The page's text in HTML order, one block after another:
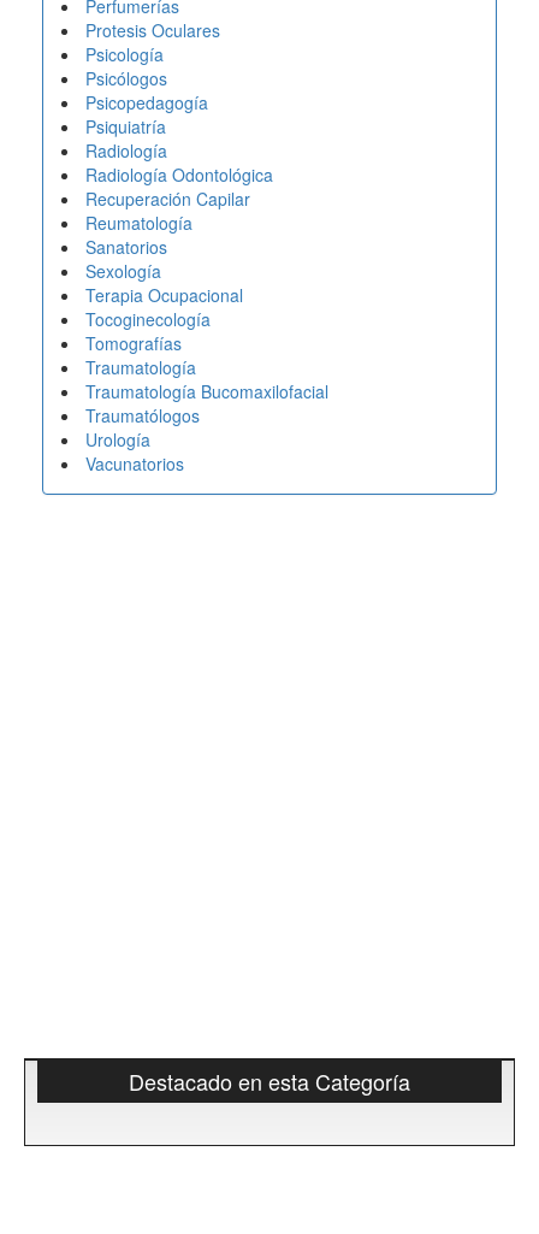
Perfumerías
Protesis Oculares
Psicología
Psicólogos
Psicopedagogía
Psiquiatría
Radiología
Radiología Odontológica
Recuperación Capilar
Reumatología
Sanatorios
Sexología
Terapia Ocupacional
Tocoginecología
Tomografías
Traumatología
Traumatología Bucomaxilofacial
Traumatólogos
Urología
Vacunatorios
Destacado en esta Categoría